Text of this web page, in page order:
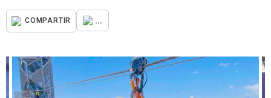
COMPARTIR ...